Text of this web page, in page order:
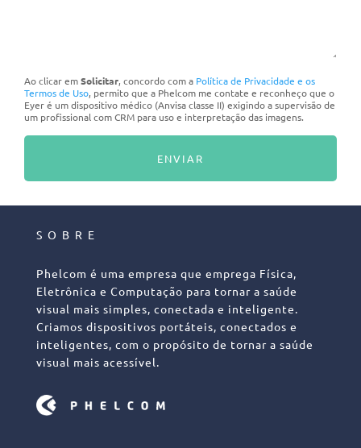
Ao clicar emSolicitar, concordo com a Política de Privacidade e os
Termos de Uso, permito que a Phelcom me contate e reconheço que o
Eyer é um dispositivo médico (Anvisa classe II) exigindo a supervisão de
um profissional com CRM para uso e interpretação das imagens.
SOBRE
Phelcom é uma empresa que emprega Física,
Eletrônica e Computação para tornar a saúde
visual mais simples, conectada e inteligente.
Criamos dispositivos portáteis, conectados e
inteligentes, com o propósito de tornar a saúde
visual mais acessível.